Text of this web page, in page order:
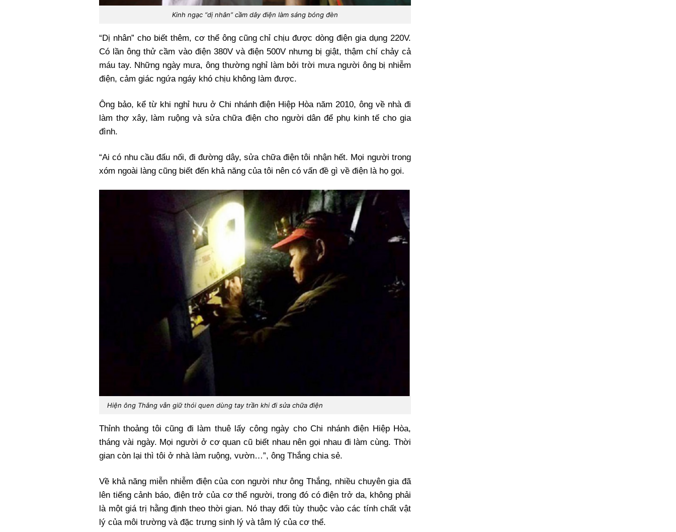
Kinh ngạc “dị nhân” cầm dây điện làm sáng bóng đèn
“Dị nhân” cho biết thêm, cơ thể ông cũng chỉ chịu được dòng điện gia dụng 220V.
Có lần ông thử cầm vào điện 380V và điện 500V nhưng bị giật, thậm chí chảy cả
máu tay. Những ngày mưa, ông thường nghỉ làm bởi trời mưa người ông bị nhiễm
điện, cảm giác ngứa ngáy khó chịu không làm được.
Ông bảo, kể từ khi nghỉ hưu ở Chi nhánh điện Hiệp Hòa năm 2010, ông về nhà đi
làm thợ xây, làm ruộng và sửa chữa điện cho người dân để phụ kinh tế cho gia
đình.
“Ai có nhu cầu đấu nối, đi đường dây, sửa chữa điện tôi nhận hết. Mọi người trong
xóm ngoài làng cũng biết đến khả năng của tôi nên có vấn đề gì về điện là họ gọi.
Hiện ông Thắng vẫn giữ thói quen dùng tay trần khi đi sửa chữa điện
Thỉnh thoảng tôi cũng đi làm thuê lấy công ngày cho Chi nhánh điện Hiệp Hòa,
tháng vài ngày. Mọi người ở cơ quan cũ biết nhau nên gọi nhau đi làm cùng. Thời
gian còn lại thì tôi ở nhà làm ruộng, vườn…”, ông Thắng chia sẻ.
Về khả năng miễn nhiễm điện của con người như ông Thắng, nhiều chuyên gia đã
lên tiếng cảnh báo, điện trở của cơ thể người, trong đó có điện trở da, không phải
là một giá trị hằng định theo thời gian. Nó thay đổi tùy thuộc vào các tính chất vật
lý của môi trường và đặc trưng sinh lý và tâm lý của cơ thể.